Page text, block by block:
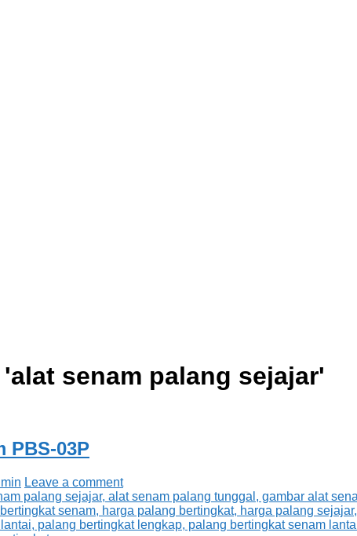
Yang Lengkap, Berkualitas Dengan Harga Yang Murah
alat senam palang sejajar'
PBS-03P
Leave a comment